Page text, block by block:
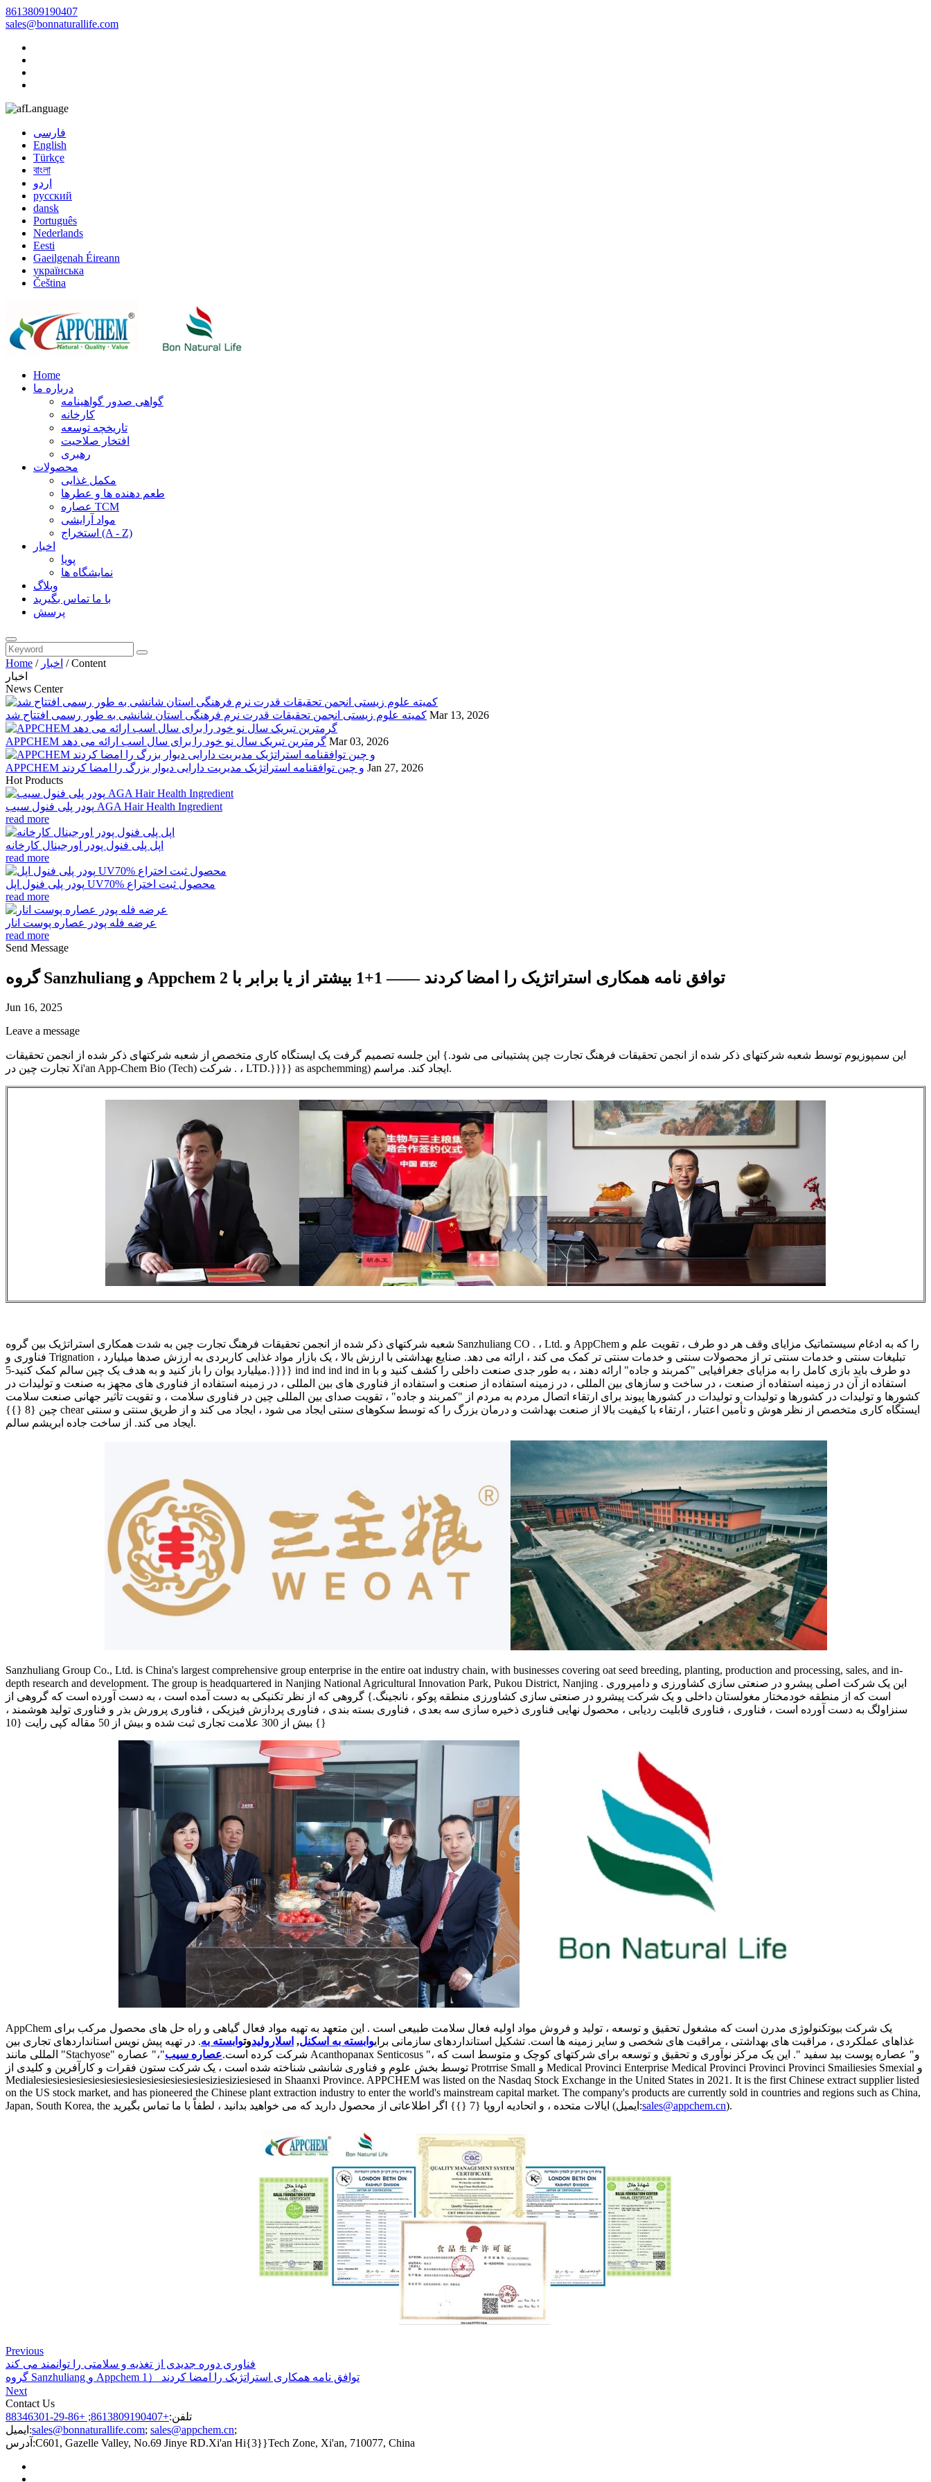
8613809190407
sales@bonnaturallife.com
Language
فارسی
English
Türkçe
বাংলা
اردو
русский
dansk
Português
Nederlands
Eesti
Gaeilgenah Éireann
українська
Čeština
Home
درباره ما
گواهی صدور گواهینامه
کارخانه
تاریخچه توسعه
افتخار صلاحیت
رهبری
محصولات
مکمل غذایی
طعم دهنده ها و عطرها
عصاره TCM
مواد آرایشی
استخراج (A - Z)
اخبار
پویا
نمایشگاه ها
وبلاگ
با ما تماس بگیرید
پرسش
Home / اخبار /Content
اخبار
News Center
کمیته علوم زیستی انجمن تحقیقات قدرت نرم فرهنگی استان شانشی به طور رسمی افتتاح شد Mar 13, 2026
APPCHEM گرمترین تبریک سال نو خود را برای سال اسب ارائه می دهد Mar 03, 2026
APPCHEM و چین توافقنامه استراتژیک مدیریت دارایی دیوار بزرگ را امضا کردند Jan 27, 2026
Hot Products
پودر پلی فنول سیب AGA Hair Health Ingredient
read more
اپل پلی فنول پودر اورجینال کارخانه
read more
پودر پلی فنول اپل UV70% محصول ثبت اختراع
read more
عرضه فله پودر عصاره پوست انار
read more
Send Message
گروه Sanzhuliang و Appchem توافق نامه همکاری استراتژیک را امضا کردند —— 1+1 بیشتر از یا برابر با 2
Jun 16, 2025
Leave a message
این سمپوزیوم توسط شعبه شرکتهای ذکر شده از انجمن تحقیقات فرهنگ تجارت چین پشتیبانی می شود.} این جلسه تصمیم گرفت یک ایستگاه کاری متخصص از شعبه شرکتهای ذکر شده از انجمن تحقیقات
تجارت چین در Xi'an App-Chem Bio (Tech) شرکت . ، LTD.}}}} as aspchemming) ایجاد کند. مراسم.
شعبه شرکتهای ذکر شده از انجمن تحقیقات فرهنگ تجارت چین به شدت همکاری استراتژیک بین گروه Sanzhuliang CO . ، Ltd. و AppChem را که به ادغام سیستماتیک مزایای وقف هر دو طرف ، تقویت علم و
فناوری و Trignation ، تبلیغات سنتی و خدمات سنتی تر از محصولات سنتی و خدمات سنتی تر کمک می کند ، ارائه می دهد. صنایع بهداشتی با ارزش بالا ، یک بازار مواد غذایی کاربردی به ارزش صدها میلیارد
میلیارد یوان را باز کنید و به هدف یک چین سالم کمک کنید-5.}}}} ind ind ind ind in دو طرف باید بازی کامل را به مزایای جغرافیایی "کمربند و جاده" ارائه دهند ، به طور جدی صنعت داخلی را کشف کنید و با
استفاده از آن در زمینه استفاده از صنعت ، در ساخت و سازهای بین المللی ، در زمینه استفاده از صنعت و استفاده از فناوری های بین المللی ، در زمینه استفاده از فناوری های مجهز به صنعت و تولیدات در
کشورها و تولیدات در کشورها و تولیدات و تولیدات در کشورها پیوند برای ارتقاء اتصال مردم به مردم از "کمربند و جاده" ، تقویت صدای بین المللی چین در فناوری سلامت ، و تقویت تأثیر جهانی صنعت سلامت
چین {8 {}} chear ایستگاه کاری متخصص از نظر هوش و تأمین اعتبار ، ارتقاء با کیفیت بالا از صنعت بهداشت و درمان بزرگ را که توسط سکوهای سنتی ایجاد می شود ، ایجاد می کند و از طریق سنتی و سنتی
ایجاد می کند. از ساخت جاده ابریشم سالم.
Sanzhuliang Group Co., Ltd. is China's largest comprehensive group enterprise in the entire oat industry chain, with businesses covering oat seed breeding, planting, production and processing, sales, and in-
depth research and development. The group is headquartered in Nanjing National Agricultural Innovation Park, Pukou District, Nanjing . این یک شرکت اصلی پیشرو در صنعتی سازی کشاورزی و دامپروری
است که از منطقه خودمختار مغولستان داخلی و یک شرکت پیشرو در صنعتی سازی کشاورزی منطقه پوکو ، نانجینگ.} گروهی که از نظر تکنیکی به دست آمده است ، به دست آورده است که گروهی از
سنزاولگ به دست آورده است ، فناوری ، فناوری قابلیت ردیابی ، محصول نهایی فناوری ذخیره سازی سه بعدی ، فناوری بسته بندی ، فناوری پردازش فیزیکی ، فناوری پرورش بذر و فناوری تولید هوشمند ،
بیش از 300 علامت تجاری ثبت شده و بیش از 50 مقاله کپی رایت {10 {}
AppChem یک شرکت بیوتکنولوژی مدرن است که مشغول تحقیق و توسعه ، تولید و فروش مواد اولیه فعال سلامت طبیعی است . این متعهد به تهیه مواد فعال گیاهی و راه حل های محصول مرکب برای
غذاهای عملکردی ، مراقبت های بهداشتی ، مراقبت های شخصی و سایر زمینه ها است. تشکیل استانداردهای سازمانی برایوابسته به اسکنل, اسلارولیدوتوابسته به. در تهیه پیش نویس استانداردهای تجاری بین
المللی مانند "Stachyose" شرکت کرده است.عصاره سیب"،" عصاره Acanthopanax Senticosus "، و" عصاره پوست بید سفید ". این یک مرکز نوآوری و تحقیق و توسعه برای شرکتهای کوچک و متوسط ​​است که
توسط بخش علوم و فناوری شانشی شناخته شده است ، یک شرکت ستون فقرات و کارآفرین و کلیدی از Protrrise Small و Medical Provinci Enterprise Medical Provinci Provinci Provinci Smailiesies Smexial و
Medialesiesiesiesiesiesiesiesiesiesiesiesiesiesiesiziesiziesiesed in Shaanxi Province. APPCHEM was listed on the Nasdaq Stock Exchange in the United States in 2021. It is the first Chinese extract supplier listed
on the US stock market, and has pioneered the Chinese plant extraction industry to enter the world's mainstream capital market. The company's products are currently sold in countries and regions such as China,
Japan, South Korea, the ایالات متحده ، و اتحادیه اروپا {7 {}} اگر اطلاعاتی از محصول دارید که می خواهید بدانید ، لطفاً با ما تماس بگیرید (ایمیل:sales@appchem.cn).
Previous
فناوری دوره جدیدی از تغذیه و سلامتی را توانمند می کند
گروه Sanzhuliang و Appchem توافق نامه همکاری استراتژیک را امضا کردند （1
Next
Contact Us
تلفن:+8613809190407; +86-29-88346301
ایمیل:sales@bonnaturallife.com; sales@appchem.cn;
آدرس:C601, Gazelle Valley, No.69 Jinye RD.Xi'an Hi{3}}Tech Zone, Xi'an, 710077, China